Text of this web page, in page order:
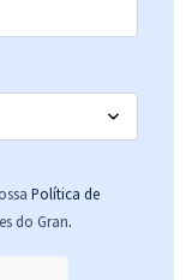
Política de
do Gran.